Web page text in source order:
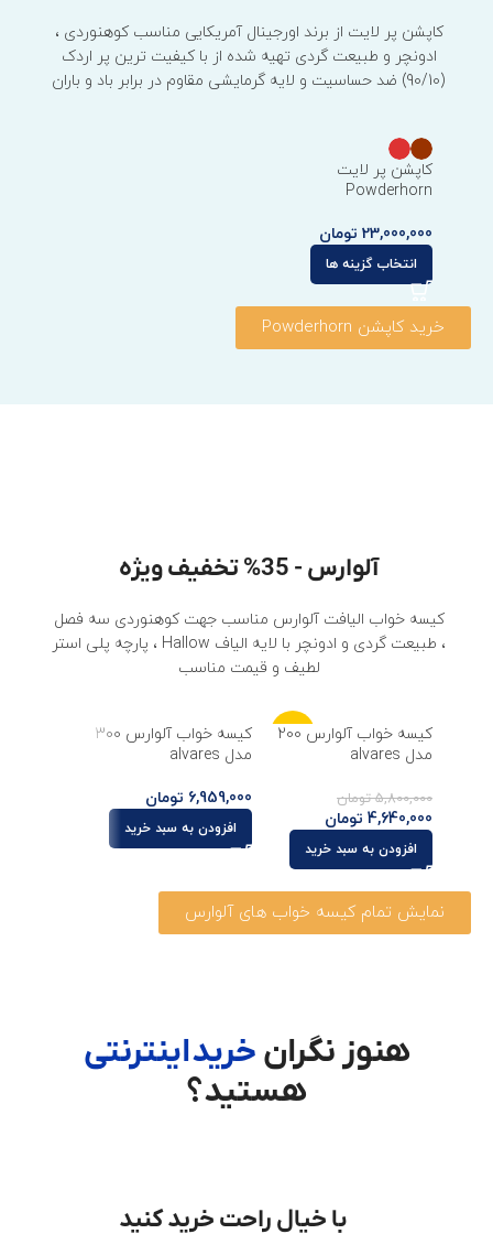
کاپشن پر لایت از برند اورجینال آمریکایی مناسب کوهنوردی ،
ادونچر و طبیعت گردی تهیه شده از با کیفیت ترین پر اردک
(90/10) ضد حساسیت و لایه گرمایشی مقاوم در برابر باد و باران
کاپشن پر لایت
Powderhorn
23,000,000 تومان
انتخاب گزینه ها
خرید کاپشن Powderhorn
آلوارس - 35% تخفیف ویژه
کیسه خواب الیافت آلوارس مناسب جهت کوهنوردی سه فصل
، طبیعت گردی و ادونچر با لایه الیاف Hallow ، پارچه پلی استر
لطیف و قیمت مناسب
-20%
کیسه خواب آلوارس 200
مدل alvares
5,800,000 تومان
4,640,000 تومان
افزودن به سبد خرید
کیسه خواب آلوارس 300
مدل alvares
6,959,000 تومان
افزودن به سبد خرید
نمایش تمام کیسه خواب های آلوارس
هنوز نگران خرید اینترنتی
هستید؟
با خیال راحت خرید کنید